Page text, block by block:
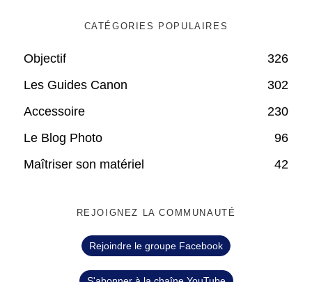
CATÉGORIES POPULAIRES
Objectif
326
Les Guides Canon
302
Accessoire
230
Le Blog Photo
96
Maîtriser son matériel
42
REJOIGNEZ LA COMMUNAUTÉ
Rejoindre le groupe Facebook